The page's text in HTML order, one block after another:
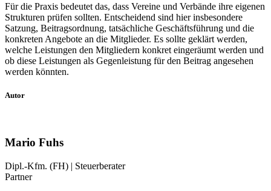
Für die Praxis bedeutet das, dass Vereine und Verbände ihre eigenen
Strukturen prüfen sollten. Entscheidend sind hier insbesondere
Satzung, Beitragsordnung, tatsächliche Geschäftsführung und die
konkreten Angebote an die Mitglieder. Es sollte geklärt werden,
welche Leistungen den Mitgliedern konkret eingeräumt werden und
ob diese Leistungen als Gegenleistung für den Beitrag angesehen
werden könnten.
Autor
Mario Fuhs
Dipl.-Kfm. (FH) | Steuerberater
Partner